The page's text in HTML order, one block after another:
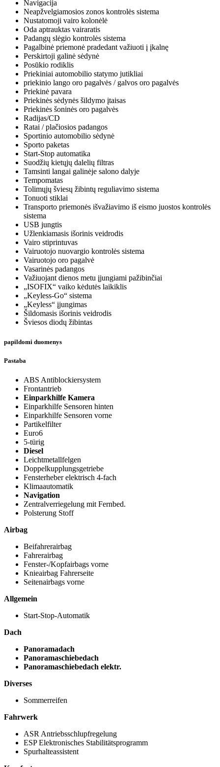
Navigacija
Neapžvelgiamosios zonos kontrolės sistema
Nustatomoji vairo kolonėlė
Oda aptrauktas vairaratis
Padangų slėgio kontrolės sistema
Pagalbinė priemonė pradedant važiuoti į įkalnę
Perskirtoji galinė sėdynė
Posūkio rodiklis
Priekiniai automobilio statymo jutikliai
priekinio lango oro pagalvės / galvos oro pagalvės
Priekinė pavara
Priekinės sėdynės šildymo įtaisas
Priekinės šoninės oro pagalvės
Radijas/CD
Ratai / plačiosios padangos
Sportinio automobilio sėdynė
Sporto paketas
Start-Stop automatika
Suodžių kietųjų dalelių filtras
Tamsinti langai galinėje salono dalyje
Tempomatas
Tolimųjų šviesų žibintų reguliavimo sistema
Tonuoti stiklai
Transporto priemonės išvažiavimo iš eismo juostos kontrolės
sistema
USB jungtis
Užlenkiamasis išorinis veidrodis
Vairo stiprintuvas
Vairuotojo nuovargio kontrolės sistema
Vairuotojo oro pagalvė
Vasarinės padangos
Važiuojant dienos metu įjungiami pažibinčiai
„ISOFIX“ vaiko kėdutės laikiklis
„Keyless-Go“ sistema
„Keyless“ įjungimas
Šildomasis išorinis veidrodis
Šviesos diodų žibintas
papildomi duomenys
Pastaba
ABS Antiblockiersystem
Frontantrieb
Einparkhilfe Kamera
Einparkhilfe Sensoren hinten
Einparkhilfe Sensoren vorne
Partikelfilter
Euro6
5-türig
Diesel
Leichtmetallfelgen
Doppelkupplungsgetriebe
Fensterheber elektrisch 4-fach
Klimaautomatik
Navigation
Zentralverriegelung mit Fernbed.
Polsterung Stoff
Airbag
Beifahrerairbag
Fahrerairbag
Fenster-/Kopfairbags vorne
Knieairbag Fahrerseite
Seitenairbags vorne
Allgemein
Start-Stop-Automatik
Dach
Panoramadach
Panoramaschiebedach
Panoramaschiebedach elektr.
Diverses
Sommerreifen
Fahrwerk
ASR Antriebsschlupfregelung
ESP Elektronisches Stabilitätsprogramm
Spurhalteassistent